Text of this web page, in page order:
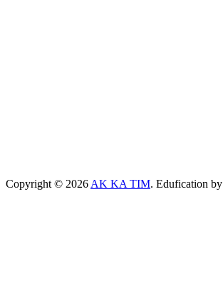
Copyright © 2026 AK KA TIM. Edufication by